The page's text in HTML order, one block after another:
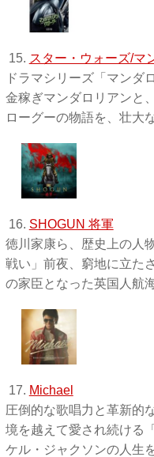
15. スター・ウォーズ/マ
ドラマシリーズ「マンダ
金稼ぎマンダロリアンと
ローグーの物語を、壮大
16. SHOGUN 将軍
徳川家康ら、歴史上の人
戦い」前夜、窮地に立た
の家臣となった英国人航
17. Michael
圧倒的な歌唱力と革新的
境を越えて愛され続ける
ケル・ジャクソンの人生